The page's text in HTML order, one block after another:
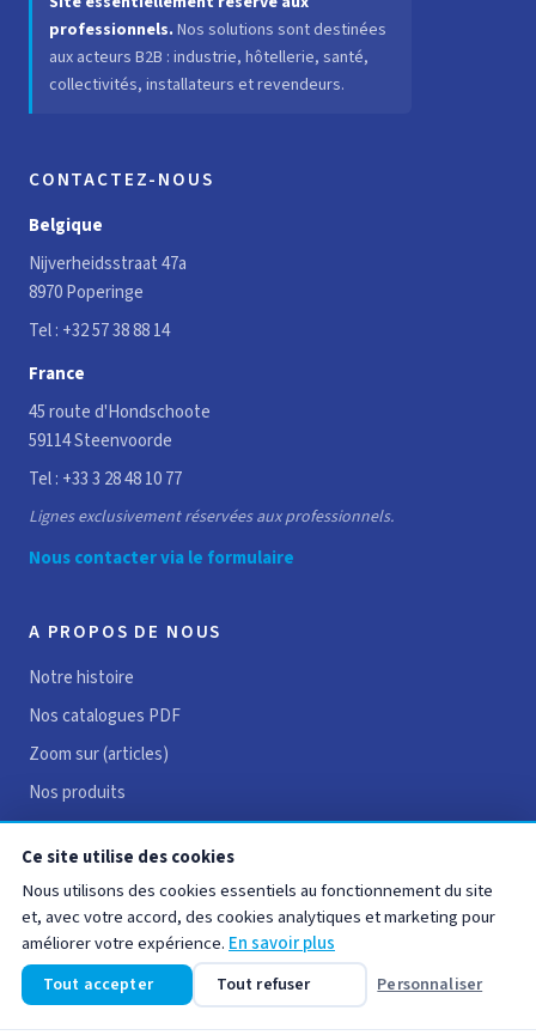
professionnels. Nos solutions sont destinées
aux acteurs B2B : industrie, hôtellerie, santé,
collectivités, installateurs et revendeurs.
CONTACTEZ-NOUS
Belgique
Nijverheidsstraat 47a
8970 Poperinge
Tel : +32 57 38 88 14
France
45 route d'Hondschoote
59114 Steenvoorde
Tel : +33 3 28 48 10 77
Lignes exclusivement réservées aux professionnels.
Nous contacter via le formulaire
A PROPOS DE NOUS
Notre histoire
Nos catalogues PDF
Zoom sur (articles)
Nos produits
Avis clients
Recrutement
Contact
LIENS UTILES
Mentions légales
Ce site utilise des cookies
Nous utilisons des cookies essentiels au fonctionnement du site
et, avec votre accord, des cookies analytiques et marketing pour
améliorer votre expérience. En savoir plus
Tout accepter Tout refuser Personnaliser